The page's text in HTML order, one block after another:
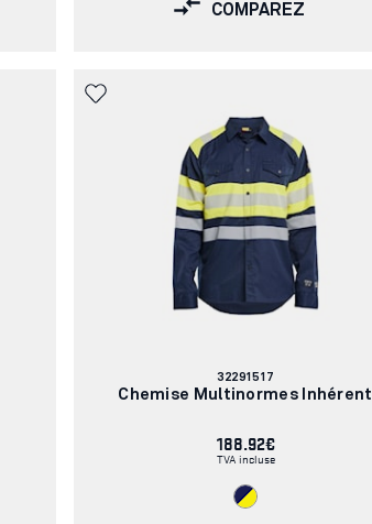
COMPAREZ
Numéro
d'article:
32291517
Chemise Multinormes Inhérent
188.92€
TVA incluse